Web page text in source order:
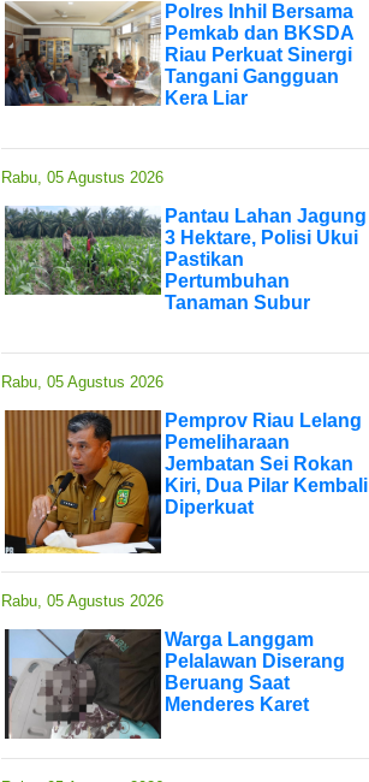
Polres Inhil Bersama
Pemkab dan BKSDA
Riau Perkuat Sinergi
Tangani Gangguan
Kera Liar
Rabu, 05 Agustus 2026
Pantau Lahan Jagung
3 Hektare, Polisi Ukui
Pastikan
Pertumbuhan
Tanaman Subur
Rabu, 05 Agustus 2026
Pemprov Riau Lelang
Pemeliharaan
Jembatan Sei Rokan
Kiri, Dua Pilar Kembali
Diperkuat
Rabu, 05 Agustus 2026
Warga Langgam
Pelalawan Diserang
Beruang Saat
Menderes Karet